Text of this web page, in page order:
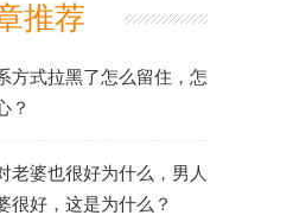
推荐
方式拉黑了怎么留住，怎
？
老婆也很好为什么，男人
很好，这是为什么？